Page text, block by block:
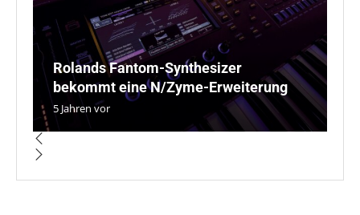
Rolands Fantom-Synthesizer
bekommt eine N/Zyme-Erweiterung
5 Jahren vor